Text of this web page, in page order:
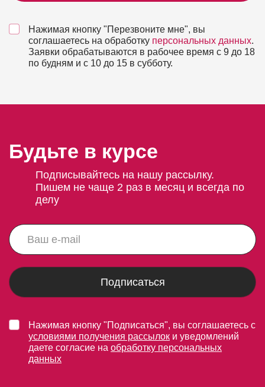
Нажимая кнопку "Перезвоните мне", вы
соглашаетесь на обработку персональных данных.
Заявки обрабатываются в рабочее время с 9 до 18
по будням и с 10 до 15 в субботу.
Будьте в курсе
Подписывайтесь на нашу рассылку.
Пишем не чаще 2 раз в месяц и всегда по
делу
Подписаться
Нажимая кнопку "Подписаться", вы соглашаетесь с
условиями получения рассылок и уведомлений
даете согласие на обработку персональных
данных